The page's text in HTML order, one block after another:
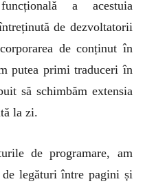
a acestuia
de dezvoltatorii
de conținut în
putea primi traduceri în
să schimbăm extensia
la zi.
de programare, am
legături între pagini și